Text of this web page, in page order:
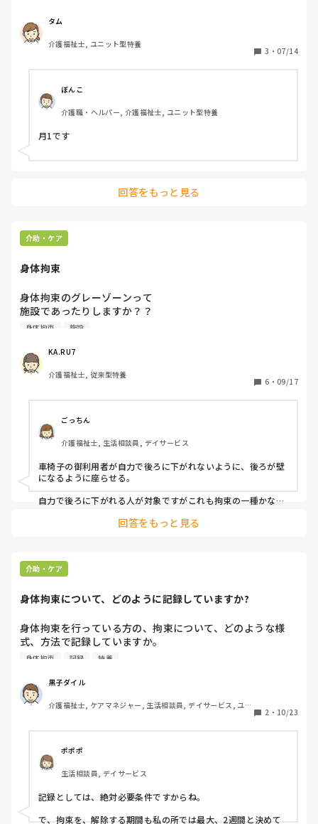
タム
介護福祉士, ユニット型特養
3 ・ 07/14
ぼんこ
介護職・ヘルパー, 介護福祉士, ユニット型特養
回答をもっと見る
介助・ケア
身体拘束
身体拘束のグレーゾーンって
施設であったりしますか？？
あります。でも、完全に身体拘束ということは
同意書等はもらっています。
身体拘束 施設
KA.RU7
介護福祉士, 従来型特養
6 ・ 09/17
ごっちん
介護福祉士, 生活相談員, デイサービス
車椅子の御利用者が自力で後ろに下がれないように、後ろが壁
になるように座らせる。
自力で後ろに下がれる人が対象ですがこれも拘束の一種かな
回答をもっと見る
介助・ケア
身体拘束について、どのように記録していますか?
身体拘束を行っている方の、拘束について、どのような様
式、方法で記録していますか。
加え、ケース記録にも、開始終了時間と共に、拘束の内容や
理由、している際の状態を記録しています。
しかしながら、一回一回ケースに記録するとなると、ベッド
4点柵や抑制帯等、装着、解除の度に記録する必要があり、
小まめに外そうと取り組んでいる場合、かえって記録の手間
が生じます。
また、拘束する際、理由を書くことにより、拘束の根拠を示
す。また、ユニット職員に、一時性、切迫性、非代替性を確
認してもらいたい、例え1分1秒でも外せる時は外す意識を持
身体拘束 記録 特養
黒子ダイル
介護福祉士, ケアマネジャー, 生活相談員, デイサービス, ユニ
2 ・ 10/23
ポポポ
生活相談員, デイサービス
記録としては、絶対必要条件ですからね。
で、拘束を、解除する期間も私の所では最大、2週間と決めて